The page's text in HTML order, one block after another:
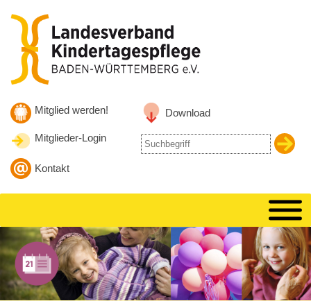
Zum Inhalt
Zur Hauptnavigation
Zur Suche springen
Mitglied werden!
Mitglieder-Login
Kontakt
Download
Suche
nach